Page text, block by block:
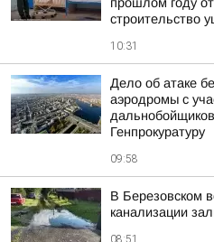
строительство
10:31
Дело об атаке
аэродромы с
Генпрокуратуру
09:58
В Березовском
канализации
08:51